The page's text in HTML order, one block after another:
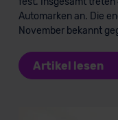
Automarken an. Die
November bekannt
Artikel lesen